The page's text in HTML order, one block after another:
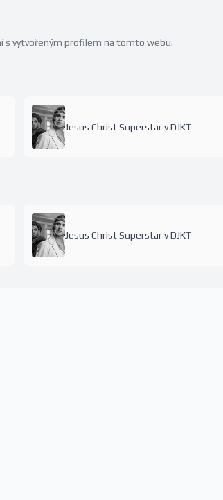
s vytvořeným profilem na tomto webu.
Jesus Christ Superstar v DJKT
Jesus Christ Superstar v DJKT